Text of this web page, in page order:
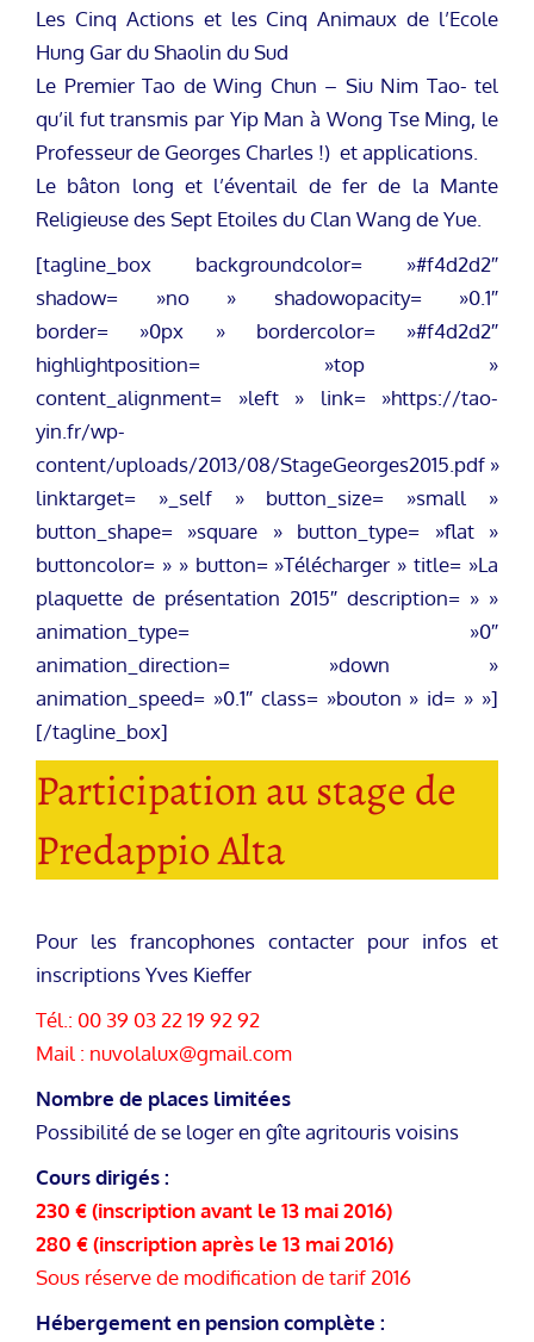
Les Cinq Actions et les Cinq Animaux de l’Ecole
Hung Gar du Shaolin du Sud
Le Premier Tao de Wing Chun – Siu Nim Tao- tel
qu’il fut transmis par Yip Man à Wong Tse Ming, le
Professeur de Georges Charles !) et applications.
Le bâton long et l’éventail de fer de la Mante
Religieuse des Sept Etoiles du Clan Wang de Yue.
[tagline_box backgroundcolor= »#f4d2d2″
shadow= »no » shadowopacity= »0.1″
border= »0px » bordercolor= »#f4d2d2″
highlightposition= »top »
content_alignment= »left » link= »https://tao-
yin.fr/wp-
content/uploads/2013/08/StageGeorges2015.pdf »
linktarget= »_self » button_size= »small »
button_shape= »square » button_type= »flat »
buttoncolor= » » button= »Télécharger » title= »La
plaquette de présentation 2015″ description= » »
animation_type= »0″
animation_direction= »down »
animation_speed= »0.1″ class= »bouton » id= » »]
[/tagline_box]
Participation au stage de
Predappio Alta
Pour les francophones contacter pour infos et
inscriptions Yves Kieffer
Tél.: 00 39 03 22 19 92 92
Mail : nuvolalux@gmail.com
Nombre de places limitées
Possibilité de se loger en gîte agritouris voisins
Cours dirigés :
230 € (inscription avant le 13 mai 2016)
280 € (inscription après le 13 mai 2016)
Sous réserve de modification de tarif 2016
Hébergement en pension complète :